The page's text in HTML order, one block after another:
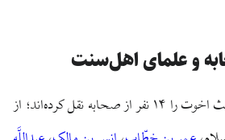
و علمای اهل‌سنت
به نقل از برخی منابع، حدیث اخوت را ۱۴ نفر از صحابه نقل کرده‌اند؛ از